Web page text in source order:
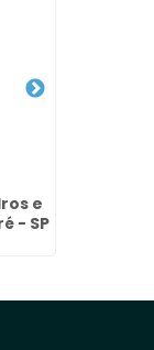
e
- SP